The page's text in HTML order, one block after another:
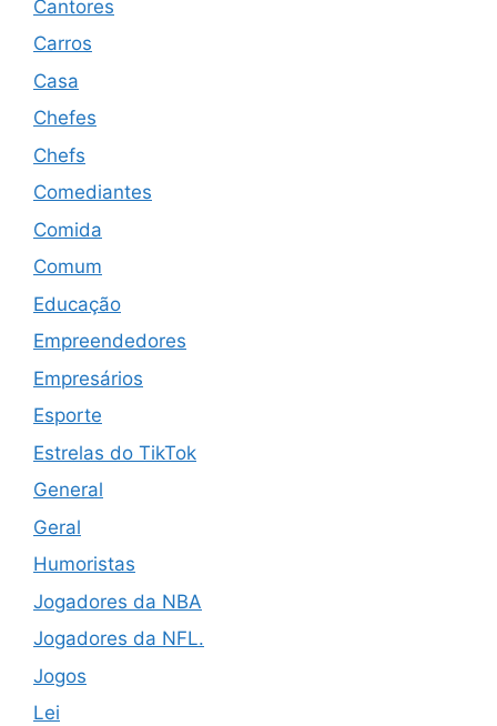
Cantores
Carros
Casa
Chefes
Chefs
Comediantes
Comida
Comum
Educação
Empreendedores
Empresários
Esporte
Estrelas do TikTok
General
Geral
Humoristas
Jogadores da NBA
Jogadores da NFL.
Jogos
Lei